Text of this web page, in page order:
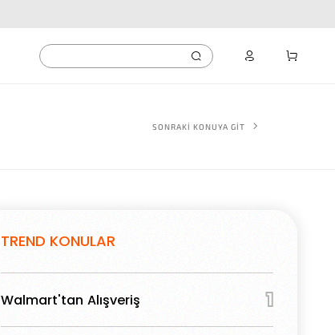
SONRAKİ KONUYA GİT
TREND KONULAR
Walmart'tan Alışveriş 1